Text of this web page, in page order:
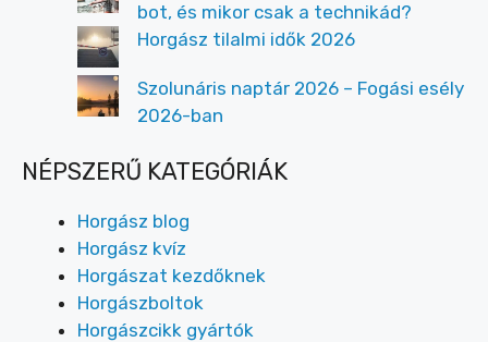
bot, és mikor csak a technikád?
Horgász tilalmi idők 2026
Szolunáris naptár 2026 – Fogási esély
2026-ban
NÉPSZERŰ KATEGÓRIÁK
Horgász blog
Horgász kvíz
Horgászat kezdőknek
Horgászboltok
Horgászcikk gyártók